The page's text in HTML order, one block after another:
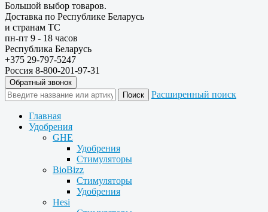
Большой выбор товаров.
Доставка по Республике Беларусь
и странам ТС
пн-пт 9 - 18 часов
Республика Беларусь
+375 29-797-5247
Россия 8-800-201-97-31
Обратный звонок
Расширенный поиск
Главная
Удобрения
GHE
Удобрения
Стимуляторы
BioBizz
Стимуляторы
Удобрения
Hesi